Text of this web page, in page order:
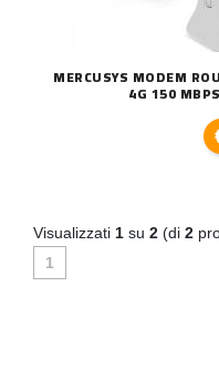
MERCUSYS MODEM
4G 150
Visualizzati 1 su 2 (di 2
1